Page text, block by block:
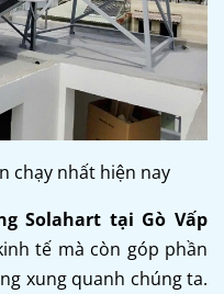
chạy nhất hiện nay
Solahart tại Gò Vấp
tế mà còn góp phần
xung quanh chúng ta.